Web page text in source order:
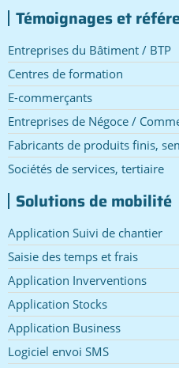
Témoignages et
Entreprises du Bâtiment / BTP
Centres de formation
E-commerçants
Entreprises de Négoce /
Fabricants de produits finis,
Sociétés de services, tertiaire
Solutions de mobilité
Application Suivi de chantier
Saisie des temps et frais
Application Inverventions
Application Stocks
Application Business
Logiciel envoi SMS